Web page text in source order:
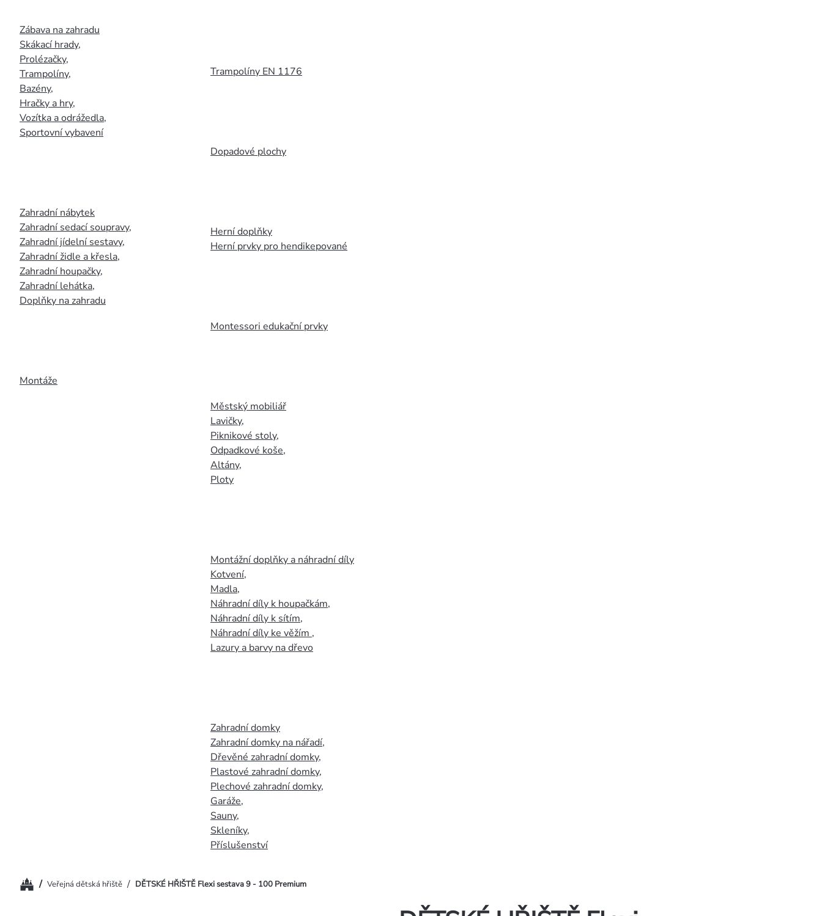
Zábava na zahradu
Skákací hrady,
Prolézačky,
Trampolíny,
Bazény,
Hračky a hry,
Vozítka a odrážedla,
Sportovní vybavení
Zahradní nábytek
Zahradní sedací soupravy,
Zahradní jídelní sestavy,
Zahradní židle a křesla,
Zahradní houpačky,
Zahradní lehátka,
Doplňky na zahradu
Montáže
Trampolíny EN 1176
Dopadové plochy
Herní doplňky
Herní prvky pro hendikepované
Montessori edukační prvky
Městský mobiliář
Lavičky,
Piknikové stoly,
Odpadkové koše,
Altány,
Ploty
Montážní doplňky a náhradní díly
Kotvení,
Madla,
Náhradní díly k houpačkám,
Náhradní díly k sítím,
Náhradní díly ke věžím ,
Lazury a barvy na dřevo
Zahradní domky
Zahradní domky na nářadí,
Dřevěné zahradní domky,
Plastové zahradní domky,
Plechové zahradní domky,
Garáže,
Sauny,
Skleníky,
Příslušenství
Domů/ Veřejná dětská hřiště / DĚTSKÉ HŘIŠTĚ Flexi sestava 9 - 100 Premium